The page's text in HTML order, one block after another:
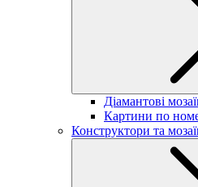
Діамантові
Картини по
Конструктори та